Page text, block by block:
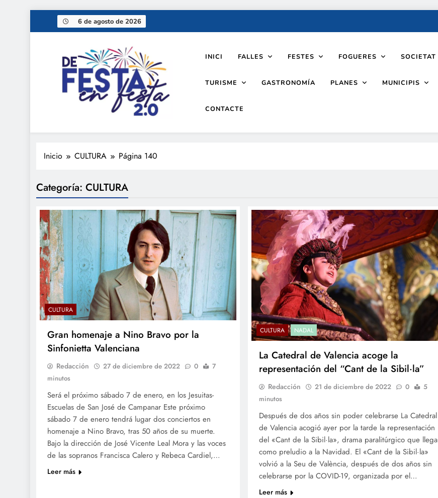
6 de agosto de 2026
De festa en festa 2.0
INICI FALLES FESTES FOGUERES SOCIETAT
TURISME GASTRONOMÍA PLANES MUNICIPIS
CONTACTE
Inicio CULTURA Página 140
Categoría: CULTURA
CULTURA
Gran homenaje a Nino Bravo por la
Sinfonietta Valenciana
Redacción 27 de diciembre de 2022 0
7
minutos
Será el próximo sábado 7 de enero, en los Jesuitas-
Escuelas de San José de Campanar Este próximo
sábado 7 de enero tendrá lugar dos conciertos en
homenaje a Nino Bravo, tras 50 años de su muerte.
Bajo la dirección de José Vicente Leal Mora y las voces
de las sopranos Francisca Calero y Rebeca Cardiel,…
Leer más
CULTURA NADAL
La Catedral de Valencia acoge la
representación del “Cant de la Sibil·la”
Redacción 21 de diciembre de 2022 0
5
minutos
Después de dos años sin poder celebrarse La Catedral
de Valencia acogió ayer por la tarde la representación
del «Cant de la Sibil·la», drama paralitúrgico que llega
como preludio a la Navidad. El «Cant de la Sibil·la»
volvió a la Seu de València, después de dos años sin
celebrarse por la COVID-19, organizada por el…
Leer más